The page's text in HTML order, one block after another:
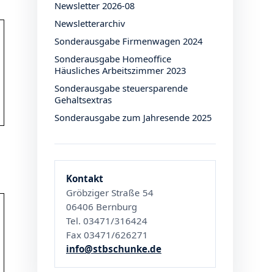
Newsletter 2026-08
Newsletterarchiv
Sonderausgabe Firmenwagen 2024
Sonderausgabe Homeoffice
Häusliches Arbeitszimmer 2023
Sonderausgabe steuersparende
Gehaltsextras
Sonderausgabe zum Jahresende 2025
Kontakt
Gröbziger Straße 54
06406 Bernburg
Tel. 03471/316424
Fax 03471/626271
info@stbschunke.de